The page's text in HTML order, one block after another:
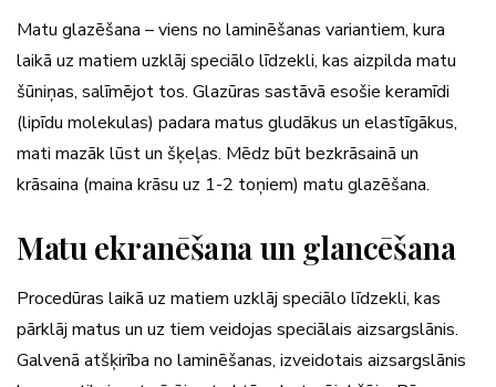
Matu glazēšana – viens no laminēšanas variantiem, kura
laikā uz matiem uzklāj speciālo līdzekli, kas aizpilda matu
šūniņas, salīmējot tos. Glazūras sastāvā esošie keramīdi
(lipīdu molekulas) padara matus gludākus un elastīgākus,
mati mazāk lūst un šķeļas. Mēdz būt bezkrāsainā un
krāsaina (maina krāsu uz 1-2 toņiem) matu glazēšana.
Matu ekranēšana un glancēšana
Procedūras laikā uz matiem uzklāj speciālo līdzekli, kas
pārklāj matus un uz tiem veidojas speciālais aizsargslānis.
Galvenā atšķirība no laminēšanas, izveidotais aizsargslānis